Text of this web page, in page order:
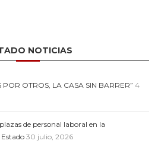
NOTICIAS
POR OTROS, LA CASA SIN BARRER” 4
de personal laboral en la
30 julio, 2026